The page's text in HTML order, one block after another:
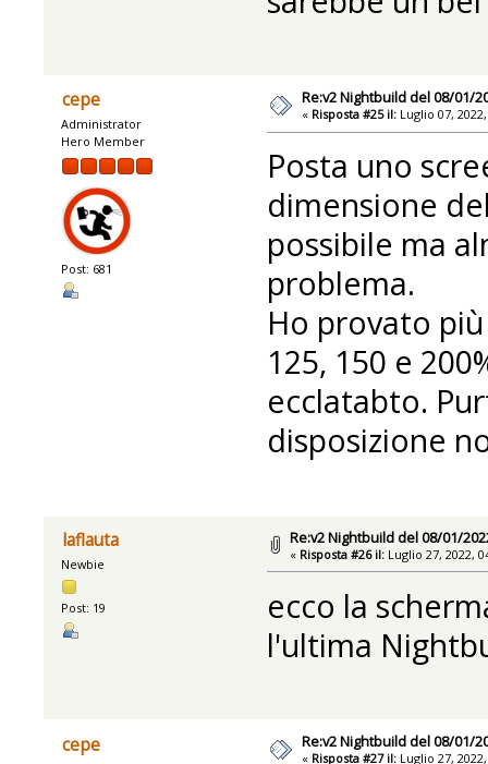
cepe
Administrator
Hero Member
Post: 681
Re:v2 Nightbuild del 08/01/
« Risposta #25 il: Luglio 07,
Posta uno
dimensione
possibile ma
problema.
Ho provato
125, 150 e
ecclatabto.
disposizione
laflauta
Newbie
Post: 19
Re:v2 Nightbuild del 08/01/
« Risposta #26 il: Luglio 27, 2022,
ecco la
l'ultima
cepe Re:v2 Nightbuild del 08/01/
« Risposta #27 il: Luglio 27,